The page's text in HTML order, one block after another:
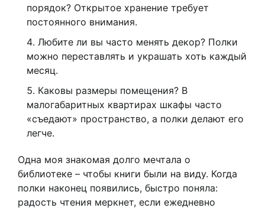
порядок? Открытое хранение требует
постоянного внимания.
Любите ли вы часто менять декор? Полки
можно переставлять и украшать хоть каждый
месяц.
Каковы размеры помещения? В
малогабаритных квартирах шкафы часто
«съедают» пространство, а полки делают его
легче.
Одна моя знакомая долго мечтала о
библиотеке – чтобы книги были на виду. Когда
полки наконец появились, быстро поняла:
радость чтения меркнет, если ежедневно